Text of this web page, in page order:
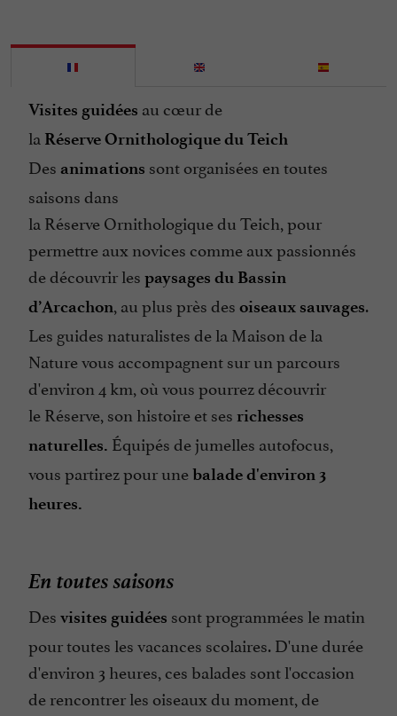
Visites guidées au cœur de
la RéserveOrnithologique du Teich
Des animations sont organisées en toutes
saisons dans
la Réserve Ornithologique du Teich, pour
permettre aux novices comme aux passionnés
de découvrir les paysages du Bassin
d’Arcachon, au plus près des oiseaux sauvages.
Les guides naturalistes de la Maison de la
Nature vous accompagnent sur un parcours
d'environ 4 km, où vous pourrez découvrir
le Réserve, son histoire et ses richesses
naturelles. Équipés de jumelles autofocus,
vous partirez pour unebalade d'environ 3
heures.
En toutes saisons
Des visites guidées sont programmées le matin
pour toutes les vacances scolaires. D'une durée
d'environ 3 heures, ces balades sont l'occasion
de rencontrer les oiseaux du moment, de